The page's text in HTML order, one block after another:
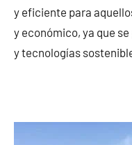
y eficiente para
y económico, ya que
y tecnologías